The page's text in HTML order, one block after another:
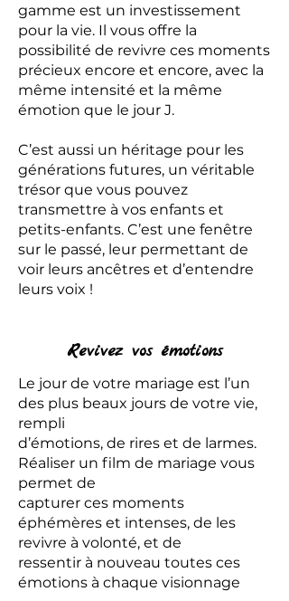
gamme est un investissement
pour la vie. Il vous offre la
possibilité de revivre ces moments
précieux encore et encore, avec la
même intensité et la même
émotion que le jour J.
C’est aussi un héritage pour les
générations futures, un véritable
trésor que vous pouvez
transmettre à vos enfants et
petits-enfants. C’est une fenêtre
sur le passé, leur permettant de
voir leurs ancêtres et d’entendre
leurs voix !
Revivez vos émotions
Le jour de votre mariage est l’un
des plus beaux jours de votre vie,
rempli
d’émotions, de rires et de larmes.
Réaliser un film de mariage vous
permet de
capturer ces moments
éphémères et intenses, de les
revivre à volonté, et de
ressentir à nouveau toutes ces
émotions à chaque visionnage